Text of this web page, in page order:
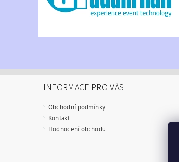
INFORMACE PRO VÁS
Obchodní podmínky
Kontakt
Hodnocení obchodu